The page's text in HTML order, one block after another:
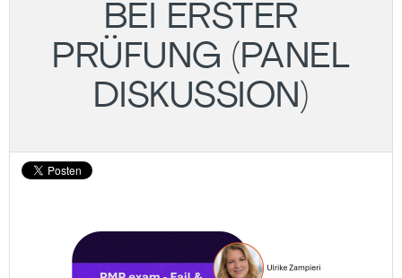
BEI ERSTER
PRÜFUNG (PANEL
DISKUSSION)